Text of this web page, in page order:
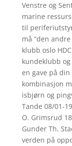
Venstre og
marine
til
må “den
klubb oslo
kundeklubb
en gave på
kombinasjon
isbjørn og
Tande 08/01-
O. Grimsrud
Gunder Th.
verden på